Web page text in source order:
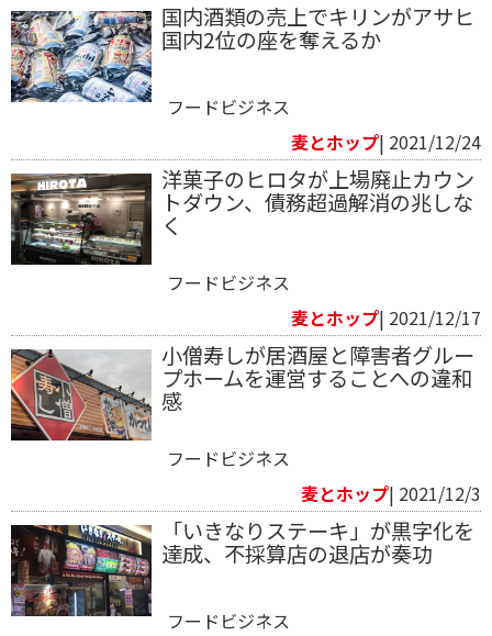
国内酒類の売上でキリンがアサヒ
国内2位の座を奪えるか
フードビジネス
麦とホップ| 2021/12/24
洋菓子のヒロタが上場廃止カウン
トダウン、債務超過解消の兆しな
く
フードビジネス
麦とホップ| 2021/12/17
小僧寿しが居酒屋と障害者グルー
プホームを運営することへの違和
感
フードビジネス
麦とホップ| 2021/12/3
「いきなりステーキ」が黒字化を
達成、不採算店の退店が奏功
フードビジネス